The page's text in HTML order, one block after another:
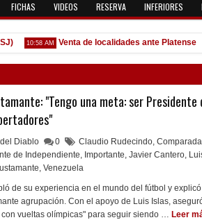
FICHAS VIDEOS RESERVA INFERIORES
10:58 AM Venta de localidades ante Platense
"Tengo una meta: ser
Diablo 0 Claudio Rudecindo, Comparada
de Independiente, Importante, Javier Cantero,
, Venezuela
de su experiencia en el mundo del fútbol y
agrupación. Con el apoyo de Luis Islas,
vueltas olímpicas" para seguir siendo … Leer